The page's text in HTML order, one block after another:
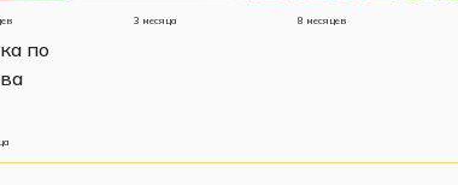
3 месяца 8 месяцев